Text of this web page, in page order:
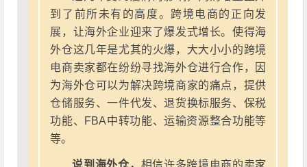
到了前所未有的高度。跨境电商的正向发
展，让海外企业迎来了爆发式增长。使得海
外仓这几年是尤其的火爆，大大小小的跨境
电商卖家都在纷纷寻找海外仓进行合作，因
为海外仓可以为解决跨境商家的痛点，提供
仓储服务、一件代发、退货换标服务、保税
功能、FBA中转功能、运输资源整合功能等
等。
说到海外仓， 相信许多跨境电商的卖家